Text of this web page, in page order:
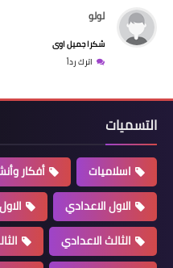
لولو
شكرا جميل اوى
اترك رداً
التسميات
اسلاميات أفكار
الاول الاعدادي
الثالث الاعدادي